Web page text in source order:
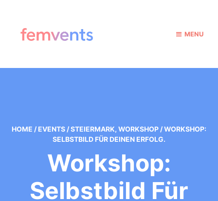
MENU
HOME / EVENTS /STEIERMARK, WORKSHOP /WORKSHOP:
SELBSTBILD FÜR DEINEN ERFOLG.
Workshop:
Selbstbild Für